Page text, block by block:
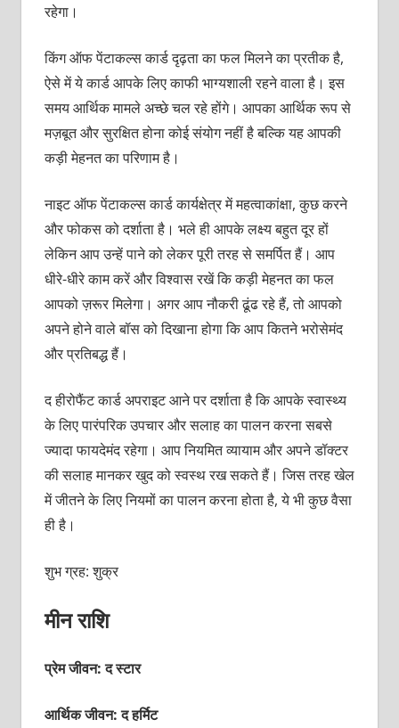
रहेगा।
किंग ऑफ पेंटाकल्स कार्ड दृढ़ता का फल मिलने का प्रतीक है,
ऐसे में ये कार्ड आपके लिए काफी भाग्यशाली रहने वाला है। इस
समय आर्थिक मामले अच्‍छे चल रहे होंगे। आपका आर्थिक रूप से
मज़बूत और सुरक्षित होना कोई संयोग नहीं है बल्कि यह आपकी
कड़ी मेहनत का परिणाम है।
नाइट ऑफ पेंटाकल्‍स कार्ड कार्यक्षेत्र में महत्‍वाकांक्षा, कुछ करने
और फोकस को दर्शाता है। भले ही आपके लक्ष्‍य बहुत दूर हों
लेकिन आप उन्‍हें पाने को लेकर पूरी तरह से समर्पित हैं। आप
धीरे-धीरे काम करें और विश्‍वास रखें कि कड़ी मेहनत का फल
आपको ज़रूर मिलेगा। अगर आप नौकरी ढूंढ रहे हैं, तो आपको
अपने होने वाले बॉस को दिखाना होगा कि आप कितने भरोसेमंद
और प्रतिबद्ध हैं।
द हीरोफैंट कार्ड अपराइट आने पर दर्शाता है कि आपके स्‍वास्‍थ्‍य
के लिए पारंपरिक उपचार और सलाह का पालन करना सबसे
ज्‍यादा फायदेमंद रहेगा। आप नियमित व्‍यायाम और अपने डॉक्‍टर
की सलाह मानकर खुद को स्‍वस्‍थ रख सकते हैं। जिस तरह खेल
में जीतने के लिए नियमों का पालन करना होता है, ये भी कुछ वैसा
ही है।
शुभ ग्रह: शुक्र
मीन राशि
प्रेम जीवन: द स्‍टार
आर्थिक जीवन: द हर्मिट